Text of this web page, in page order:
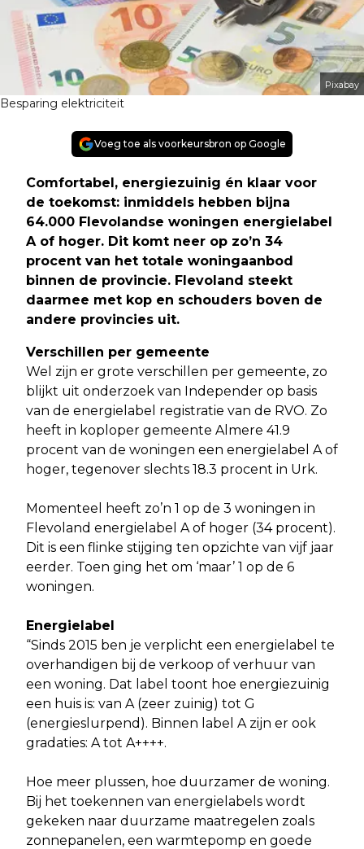
Pixabay
Besparing elektriciteit
Voeg toe als voorkeursbron op Google
Comfortabel, energiezuinig én klaar voor
de toekomst: inmiddels hebben bijna
64.000 Flevolandse woningen energielabel
A of hoger. Dit komt neer op zo’n 34
procent van het totale woningaanbod
binnen de provincie. Flevoland steekt
daarmee met kop en schouders boven de
andere provincies uit.
Verschillen per gemeente
Wel zijn er grote verschillen per gemeente, zo
blijkt uit onderzoek van Independer op basis
van de energielabel registratie van de RVO. Zo
heeft in koploper gemeente Almere 41.9
procent van de woningen een energielabel A of
hoger, tegenover slechts 18.3 procent in Urk.
Momenteel heeft zo’n 1 op de 3 woningen in
Flevoland energielabel A of hoger (34 procent).
Dit is een flinke stijging ten opzichte van vijf jaar
eerder. Toen ging het om ‘maar’ 1 op de 6
woningen.
Energielabel
“Sinds 2015 ben je verplicht een energielabel te
overhandigen bij de verkoop of verhuur van
een woning. Dat label toont hoe energiezuinig
een huis is: van A (zeer zuinig) tot G
(energieslurpend). Binnen label A zijn er ook
gradaties: A tot A++++.
Hoe meer plussen, hoe duurzamer de woning.
Bij het toekennen van energielabels wordt
gekeken naar duurzame maatregelen zoals
zonnepanelen, een warmtepomp en goede